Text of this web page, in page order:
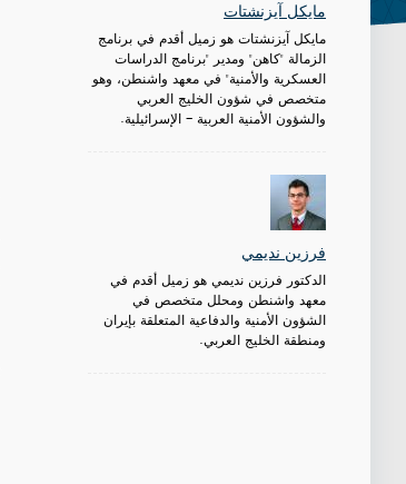
مايكل آيزنشتات
مايكل آيزنشتات هو زميل أقدم في برنامج
الزمالة "كاهن" ومدير "برنامج الدراسات
العسكرية والأمنية" في معهد واشنطن، وهو
متخصص في شؤون الخليج العربي
والشؤون الأمنية العربية - الإسرائيلية.
فرزين نديمي
الدكتور فرزين نديمي هو زميل أقدم في
معهد واشنطن ومحلل متخصص في
الشؤون الأمنية والدفاعية المتعلقة بإيران
ومنطقة الخليج العربي.